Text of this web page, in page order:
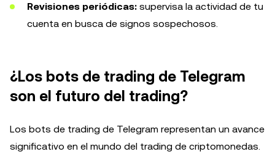
Revisiones periódicas: supervisa la actividad de tu
cuenta en busca de signos sospechosos.
¿Los bots de trading de Telegram
son el futuro del trading?
Los bots de trading de Telegram representan un avance
significativo en el mundo del trading de criptomonedas.